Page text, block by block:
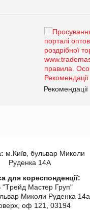
Рекомендації
м.Київ, бульвар Миколи
Руденка 14А
для кореспонденції:
Мастер Груп"
Миколи Руденка 14а,
оф 121, 03194